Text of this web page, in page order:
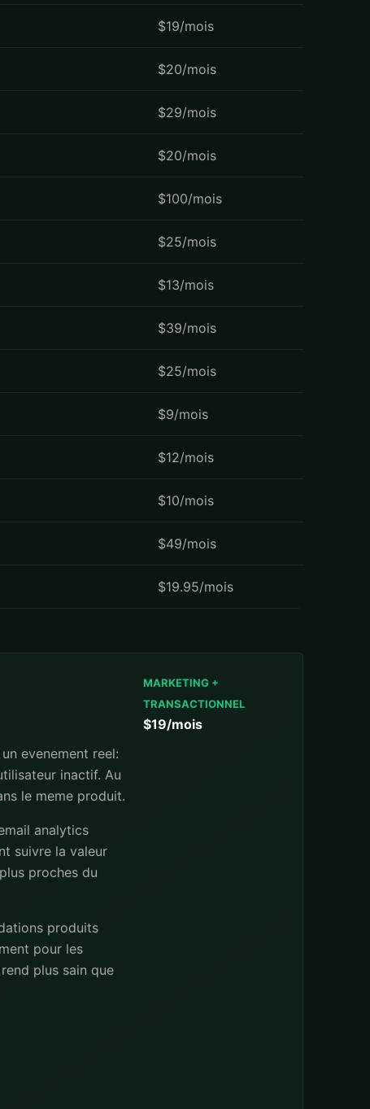
$19/mois
$20/mois
$29/mois
$20/mois
$100/mois
$25/mois
$13/mois
$39/mois
$25/mois
$9/mois
$12/mois
$10/mois
$49/mois
$19.95/mois
evenement reel:
inactif. Au
le meme produit.
analytics
suivre la valeur
proches du
produits
pour les
plus sain que
MARKETING +
TRANSACTIONNEL
$19/mois